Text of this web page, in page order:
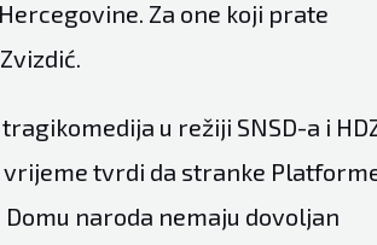
Za one koji prate
u režiji SNSD-a i
vrijeme tvrdi da stranke
naroda nemaju dovoljan